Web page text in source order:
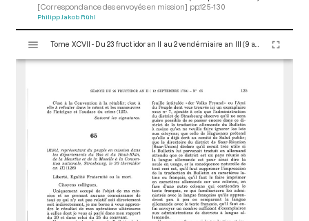
[Correspondance des envoyés en mission] pp.125-130
Philipp Jakob Rühl
s